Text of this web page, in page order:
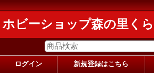
ホビーショップ森の里く
ログイン 新規登録はこちら